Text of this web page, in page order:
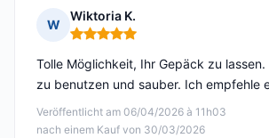
W
Wiktoria K.
Hinweis: 5 von 5
Veröffentlicht am 06/04/2026 à 11h03
nach einem Kauf von 30/03/2026
Tolle Möglichkeit, Ihr Gepäck zu
zu benutzen und sauber. Ich empfehle